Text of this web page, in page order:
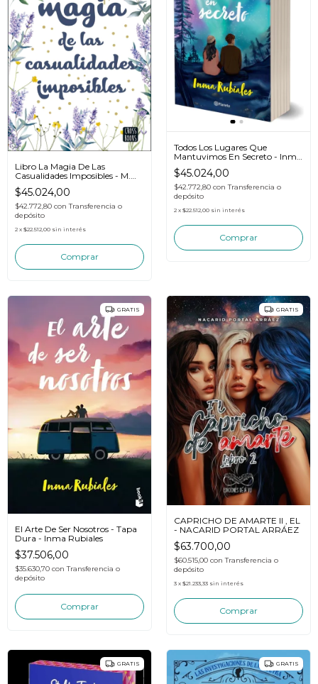
Libro La Magia De Las
Casualidades Imposibles - M.
Martínez
$45.024,00
$42.772,80 con Transferencia o
depósito
2 x $22.512,00 sin interés
Todos Los Lugares Que
Mantuvimos En Secreto - Inma
Rubiales
$45.024,00
$42.772,80 con Transferencia o
depósito
2 x $22.512,00 sin interés
GRATIS
El Arte De Ser Nosotros - Tapa
Dura - Inma Rubiales
$37.506,00
$35.630,70 con Transferencia o
depósito
GRATIS
CAPRICHO DE AMARTE II , EL
- NACARID PORTAL ARRÁEZ
$63.700,00
$60.515,00 con Transferencia o
depósito
3 x $21.233,33 sin interés
GRATIS GRATIS